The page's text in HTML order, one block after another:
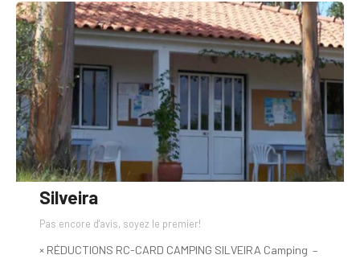
Silveira
Pas encore d'avis, soyez le premier!
× RÉDUCTIONS RC-CARD CAMPING SILVEIRA Camping –